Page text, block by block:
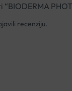
recenziju.